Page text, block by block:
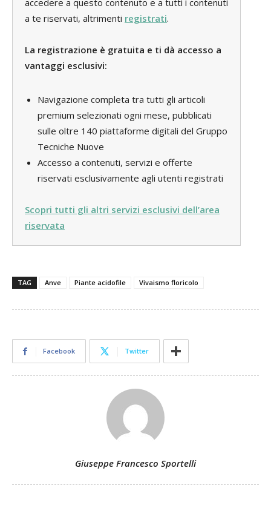
accedere a questo contenuto e a tutti i contenuti
a te riservati, altrimenti registrati.
La registrazione è gratuita e ti dà accesso a
vantaggi esclusivi:
Navigazione completa tra tutti gli articoli
premium selezionati ogni mese, pubblicati
sulle oltre 140 piattaforme digitali del Gruppo
Tecniche Nuove
Accesso a contenuti, servizi e offerte
riservati esclusivamente agli utenti registrati
Scopri tutti gli altri servizi esclusivi dell’area
riservata
TAG Anve Piante acidofile Vivaismo floricolo
Facebook Twitter
Giuseppe Francesco Sportelli